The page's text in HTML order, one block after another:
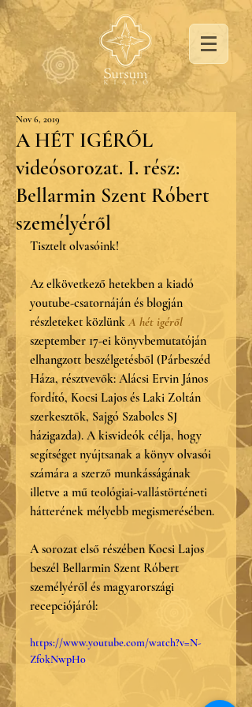
A HÉT IGÉRŐL
videósorozat. I. rész:
Bellarmin Szent Róbert
személyéről
Nov 6, 2019
Tisztelt olvasóink!
Az elkövetkező hetekben a kiadó
youtube-csatornáján és blogján
részleteket közlünk A hét igéről
szeptember 17-ei könyvbemutatóján
elhangzott beszélgetésből (Párbeszéd
Háza, résztvevők: Alácsi Ervin János
fordító, Kocsi Lajos és Laki Zoltán
szerkesztők, Sajgó Szabolcs SJ
házigazda). A kisvideók célja, hogy
segítséget nyújtsanak a könyv olvasói
számára a szerző munkásságának
illetve a mű teológiai-vallástörténeti
hátterének mélyebb megismerésében.
A sorozat első részében Kocsi Lajos
beszél Bellarmin Szent Róbert
személyéről és magyarországi
recepciójáról:
https://www.youtube.com/watch?v=N-
ZfokNwpH0